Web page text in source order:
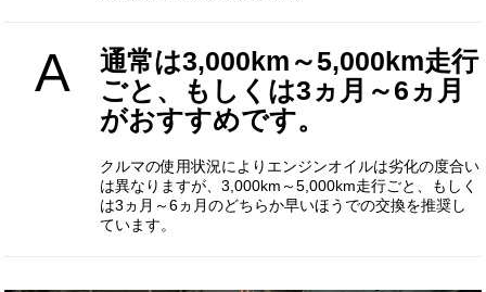
A
通常は3,000km～5,000km走行
ごと、もしくは3ヵ月～6ヵ月
がおすすめです。
クルマの使用状況によりエンジンオイルは劣化の度合い
は異なりますが、3,000km～5,000km走行ごと、もしく
は3ヵ月～6ヵ月のどちらか早いほうでの交換を推奨し
ています。